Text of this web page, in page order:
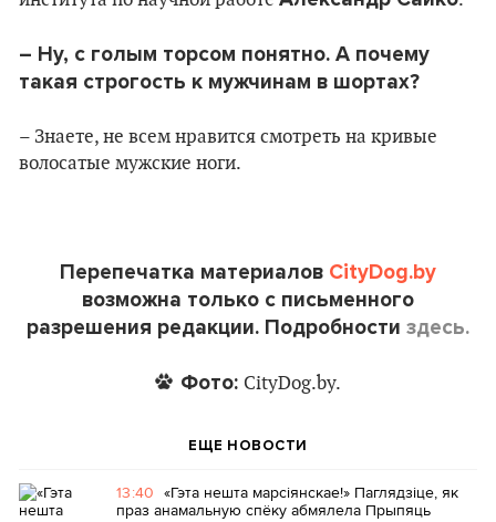
– Ну, с голым торсом понятно. А почему
такая строгость к мужчинам в шортах?
– Знаете, не всем нравится смотреть на кривые
волосатые мужские ноги.
Перепечатка материалов CityDog.by
возможна только с письменного
разрешения редакции. Подробности здесь.
Фото: CityDog.by.
ЕЩЕ НОВОСТИ
13:40 «Гэта нешта марсіянскае!» Паглядзіце, як
праз анамальную спёку абмялела Прыпяць